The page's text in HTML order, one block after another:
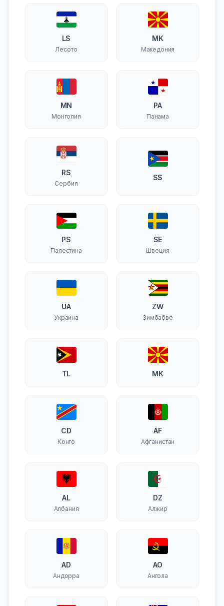
LS
Лесото
MK
Македония
MN
Монголия
PA
Панама
RS
Сербия
SS
PS
Палестина
SE
Швеция
UA
Украина
ZW
Зимбабве
TL MK
CD
Конго
AF
Афганистан
AL
Албания
DZ
Алжир
AD
Андорра
AO
Ангола